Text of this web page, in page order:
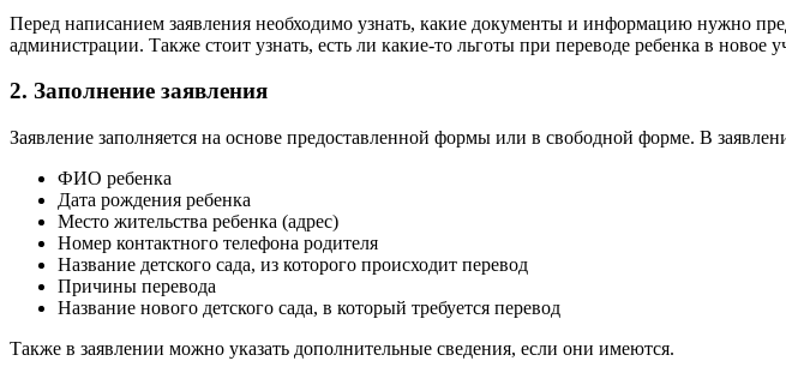
Перед написанием заявления необходимо узнать, какие документы и информацию нужно
администрации. Также стоит узнать, есть ли какие-то льготы при переводе ребенка в новое
2. Заполнение заявления
Заявление заполняется на основе предоставленной формы или в свободной форме. В
ФИО ребенка
Дата рождения ребенка
Место жительства ребенка (адрес)
Номер контактного телефона родителя
Название детского сада, из которого происходит перевод
Причины перевода
Название нового детского сада, в который требуется перевод
Также в заявлении можно указать дополнительные сведения, если они имеются.